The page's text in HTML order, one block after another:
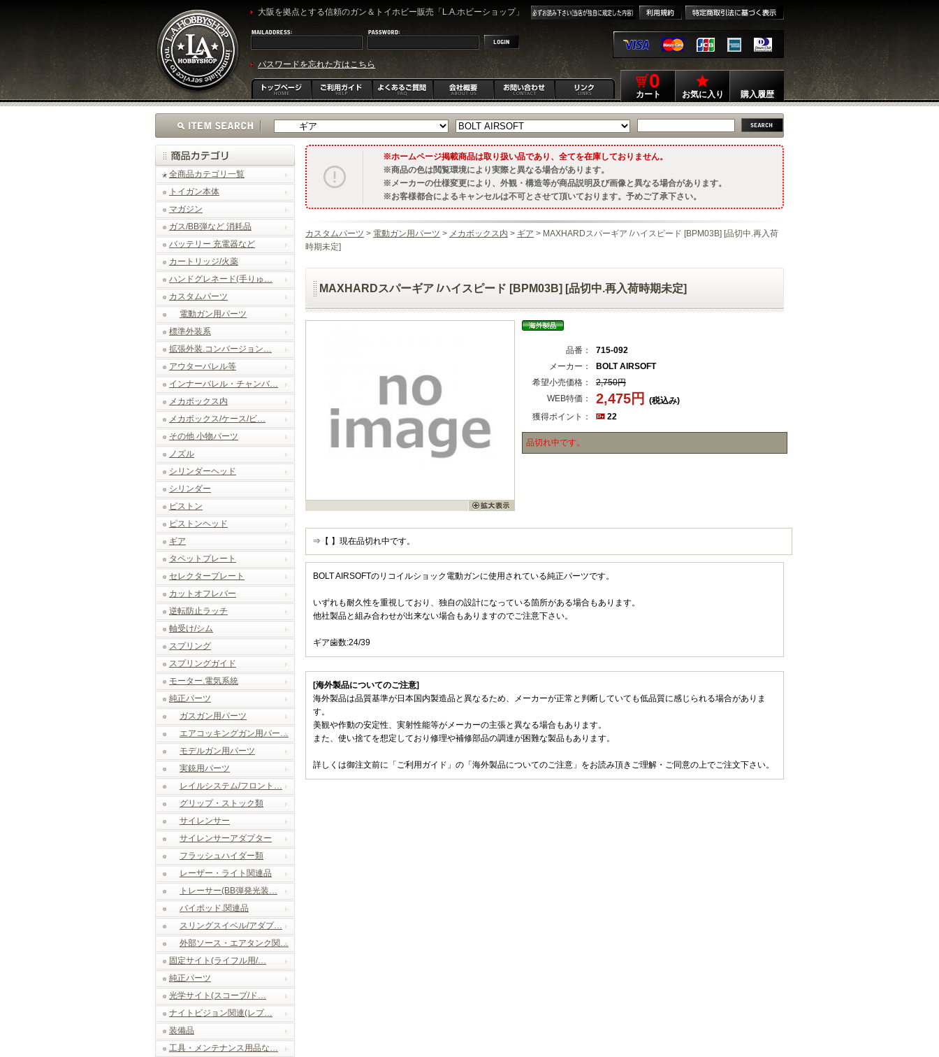
大阪を拠点とする信頼のガン＆トイホビー販売「L.A.ホビーショップ」
パスワードを忘れた方はこちら
0
カート お気に入り 購入履歴
全商品カテゴリ一覧
トイガン本体
マガジン
ガス/BB弾など 消耗品
バッテリー 充電器など
カートリッジ/火薬
ハンドグレネード(手りゅ…
カスタムパーツ
電動ガン用パーツ
標準外装系
拡張外装.コンバージョン…
アウターバレル等
インナーバレル・チャンバ…
メカボックス内
メカボックス/ケース/ビ…
その他 小物パーツ
ノズル
シリンダーヘッド
シリンダー
ピストン
ピストンヘッド
ギア
タペットプレート
セレクタープレート
カットオフレバー
逆転防止ラッチ
軸受け/シム
スプリング
スプリングガイド
モーター.電気系統
純正パーツ
ガスガン用パーツ
エアコッキングガン用パー…
モデルガン用パーツ
実銃用パーツ
レイルシステム/フロント…
グリップ・ストック類
サイレンサー
サイレンサーアダプター
フラッシュハイダー類
レーザー・ライト関連品
トレーサー(BB弾発光装…
バイポッド.関連品
スリングスイベル/アダプ…
外部ソース・エアタンク関…
固定サイト(ライフル用/…
純正パーツ
光学サイト(スコープ/ド…
ナイトビジョン関連(レプ…
装備品
工具・メンテナンス用品な…
ホームページ掲載商品は取り扱い品であり、全てを在庫しておりません。
商品の色は閲覧環境により実際と異なる場合があります。
メーカーの仕様変更により、外観・構造等が商品説明及び画像と異なる場合があります。
お客様都合によるキャンセルは不可とさせて頂いております。予めご了承下さい。
カスタムパーツ > 電動ガン用パーツ > メカボックス内 > ギア > MAXHARDスパーギア /ハイスピード [BPM03B] [品切中.再入荷
時期未定]
MAXHARDスパーギア /ハイスピード [BPM03B] [品切中.再入荷時期未定]
品番：
715-092
メーカー：
BOLT AIRSOFT
希望小売価格：
2,750円
WEB特価：
2,475円
(税込み)
獲得ポイント：
22
品切れ中です。
⇒【 】現在品切れ中です。
BOLT AIRSOFTのリコイルショック電動ガンに使用されている純正パーツです。
いずれも耐久性を重視しており、独自の設計になっている箇所がある場合もあります。
他社製品と組み合わせが出来ない場合もありますのでご注意下さい。
ギア歯数:24/39
[海外製品についてのご注意]
海外製品は品質基準が日本国内製造品と異なるため、メーカーが正常と判断していても低品質に感じられる場合がありま
す。
美観や作動の安定性、実射性能等がメーカーの主張と異なる場合もあります。
また、使い捨てを想定しており修理や補修部品の調達が困難な製品もあります。
詳しくは御注文前に「ご利用ガイド」の「海外製品についてのご注意」をお読み頂きご理解・ご同意の上でご注文下さい。